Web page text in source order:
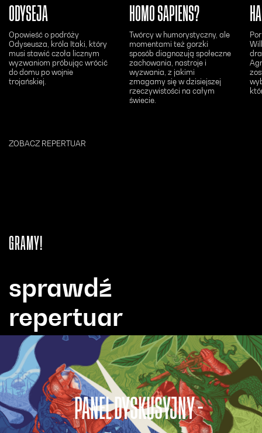
ODYSEJA
Opowieść o podróży
Odyseusza, króla Itaki, który
musi stawić czoła licznym
wyzwaniom próbując wrócić
do domu po wojnie
trojańskiej.
HOMO SAPIENS?
Twórcy w humorystyczny, ale
momentami też gorzki
sposób diagnozują społeczne
zachowania, nastroje i
wyzwania, z jakimi
zmagamy się w dzisiejszej
rzeczywistości na całym
świecie.
ZOBACZ REPERTUAR
GRAMY!
PANEL DYSKUSYJNY -
sprawdź
repertuar